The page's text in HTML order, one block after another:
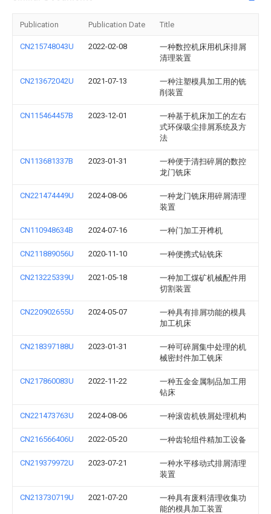
Publication Publication Date Title
CN215748043U 2022-02-08
一种数控机床用机床排屑
清理装置
CN213672042U 2021-07-13
一种注塑模具加工用的铣
削装置
CN115464457B 2023-12-01
一种基于机床加工的左右
式环保吸尘排屑系统及方
法
CN113681337B 2023-01-31
一种便于清扫碎屑的数控
龙门铣床
CN221474449U 2024-08-06
一种龙门铣床用碎屑清理
装置
CN110948634B 2024-07-16 一种门加工开榫机
CN211889056U 2020-11-10 一种便携式钻铣床
CN213225339U 2021-05-18
一种加工煤矿机械配件用
切割装置
CN220902655U 2024-05-07
一种具有排屑功能的模具
加工机床
CN218397188U 2023-01-31
一种可碎屑集中处理的机
械密封件加工铣床
CN217860083U 2022-11-22
一种五金金属制品加工用
钻床
CN221473763U 2024-08-06 一种滚齿机铁屑处理机构
CN216566406U 2022-05-20 一种齿轮组件精加工设备
CN219379972U 2023-07-21
一种水平移动式排屑清理
装置
CN213730719U 2021-07-20
一种具有废料清理收集功
能的模具加工装置